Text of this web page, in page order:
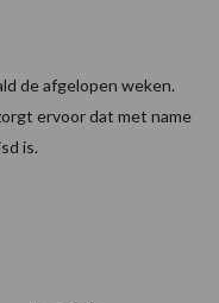
de afgelopen weken.
ervoor dat met name
is.